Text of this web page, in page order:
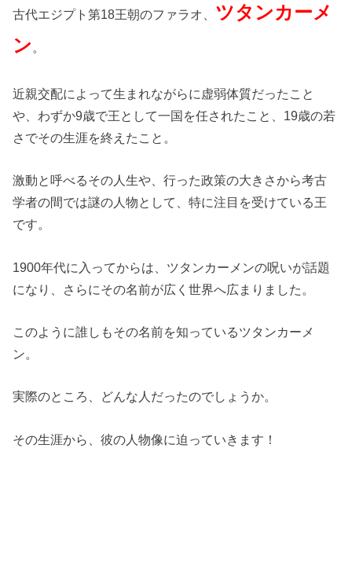
古代エジプト第18王朝のファラオ、 ツタンカーメ
ン 。
近親交配によって生まれながらに虚弱体質だったこと
や、わずか9歳で王として一国を任されたこと、19歳の若
さでその生涯を終えたこと。
激動と呼べるその人生や、行った政策の大きさから考古
学者の間では謎の人物として、特に注目を受けている王
です。
1900年代に入ってからは、ツタンカーメンの呪いが話題
になり、さらにその名前が広く世界へ広まりました。
このように誰しもその名前を知っているツタンカーメ
ン。
実際のところ、どんな人だったのでしょうか。
その生涯から、彼の人物像に迫っていきます！